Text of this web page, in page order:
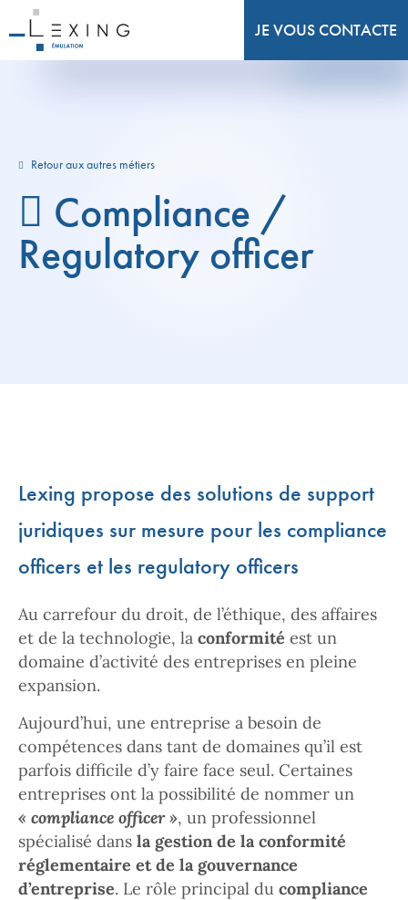
JE VOUS CONTACTE
Retour aux autres métiers
Compliance /
Regulatory officer
Lexing propose des solutions de support
juridiques sur mesure pour les compliance
officers et les regulatory officers
Au carrefour du droit, de l’éthique, des affaires
et de la technologie, la conformité est un
domaine d’activité des entreprises en pleine
expansion.
Aujourd’hui, une entreprise a besoin de
compétences dans tant de domaines qu’il est
parfois difficile d’y faire face seul. Certaines
entreprises ont la possibilité de nommer un
« compliance officer », un professionnel
spécialisé dans la gestion de la conformité
réglementaire et de la gouvernance
d’entreprise. Le rôle principal du compliance